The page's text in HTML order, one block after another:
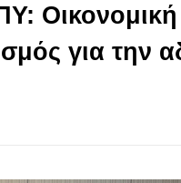
Οικονομική
για την